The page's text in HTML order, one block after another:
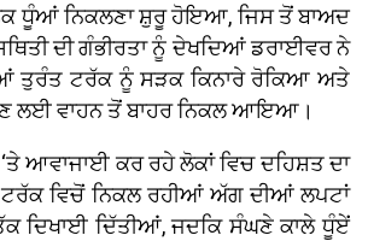
ਧੂੰਆਂ ਨਿਕਲਣਾ ਸ਼ੁਰੂ ਹੋਇਆ, ਜਿਸ ਤੋਂ ਬਾਅਦ
ਦੀ ਗੰਭੀਰਤਾ ਨੂੰ ਦੇਖਦਿਆਂ ਡਰਾਈਵਰ ਨੇ
ਤੁਰੰਤ ਟਰੱਕ ਨੂੰ ਸੜਕ ਕਿਨਾਰੇ ਰੋਕਿਆ ਅਤੇ
ਲਈ ਵਾਹਨ ਤੋਂ ਬਾਹਰ ਨਿਕਲ ਆਇਆ।
ਆਵਾਜਾਈ ਕਰ ਰਹੇ ਲੋਕਾਂ ਵਿਚ ਦਹਿਸ਼ਤ ਦਾ
ਵਿਚੋਂ ਨਿਕਲ ਰਹੀਆਂ ਅੱਗ ਦੀਆਂ ਲਪਟਾਂ
ਦਿਖਾਈ ਦਿੱਤੀਆਂ, ਜਦਕਿ ਸੰਘਣੇ ਕਾਲੇ ਧੂੰਏਂ